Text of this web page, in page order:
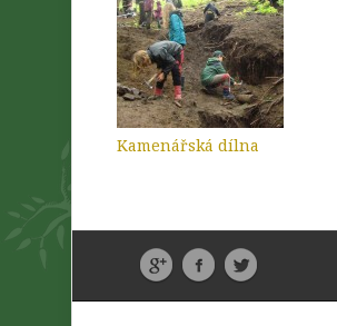
Kamenářská dílna